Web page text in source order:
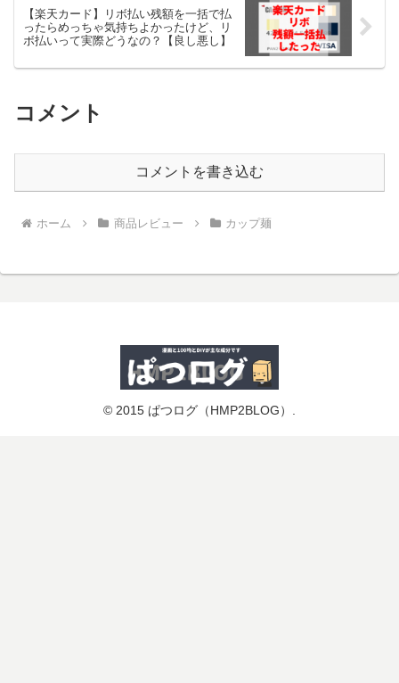
【楽天カード】リボ払い残額を一括で払
ったらめっちゃ気持ちよかったけど、リ
ボ払いって実際どうなの？【良し悪し】
コメント
コメントを書き込む
ホーム 商品レビュー カップ麺
© 2015 ぱつログ（HMP2BLOG）.